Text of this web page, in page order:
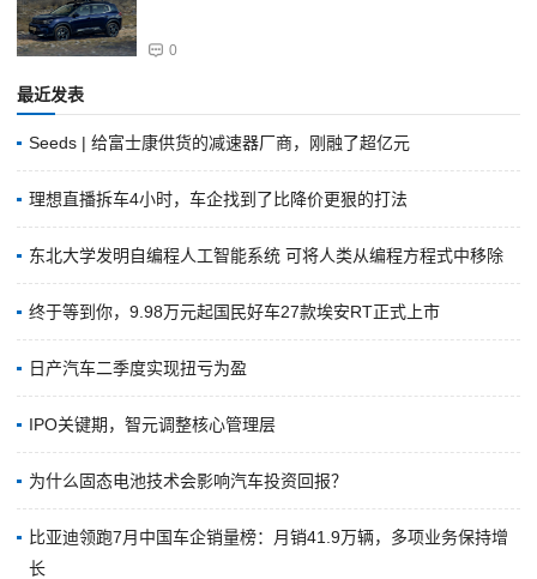
0
最近发表
Seeds | 给富士康供货的减速器厂商，刚融了超亿元
理想直播拆车4小时，车企找到了比降价更狠的打法
东北大学发明自编程人工智能系统 可将人类从编程方程式中移除
终于等到你，9.98万元起国民好车27款埃安RT正式上市
日产汽车二季度实现扭亏为盈
IPO关键期，智元调整核心管理层
为什么固态电池技术会影响汽车投资回报？
比亚迪领跑7月中国车企销量榜：月销41.9万辆，多项业务保持增
长